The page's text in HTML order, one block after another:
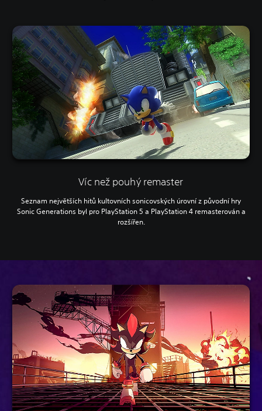
Víc než pouhý remaster
Seznam největších hitů kultovních sonicovských úrovní z původní hry
Sonic Generations byl pro PlayStation 5 a PlayStation 4 remasterován a
rozšířen.